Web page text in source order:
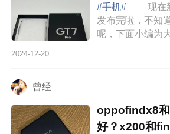
#手机#
现在新
发布完啦，不知
呢，下面小编为
吗 真我
2024-12-20
曾经
oppofindx8
好？x200和